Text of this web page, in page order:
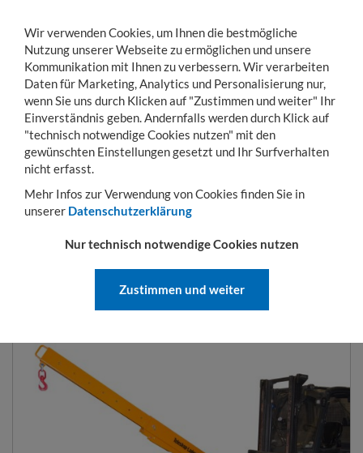
Toggle
navigation
MENÜ KONTO WARENKORB
Sie sind hier: Stapleranbaugeräte Lastarme
TELESKOPLADER TYP KTH/KTH-
Wir verwenden Cookies, um Ihnen die bestmögliche
Nutzung unserer Webseite zu ermöglichen und unsere
Kommunikation mit Ihnen zu verbessern. Wir verarbeiten
Daten für Marketing, Analytics und Personalisierung nur,
wenn Sie uns durch Klicken auf "Zustimmen und weiter" Ihr
Einverständnis geben. Andernfalls werden durch Klick auf
"technisch notwendige Cookies nutzen" mit den
gewünschten Einstellungen gesetzt und Ihr Surfverhalten
nicht erfasst.
Mehr Infos zur Verwendung von Cookies finden Sie in
unserer Datenschutzerklärung
Nur technisch notwendige Cookies nutzen
Zustimmen und weiter